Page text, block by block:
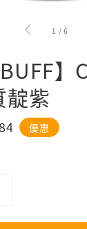
1 /6
靛紫
優惠